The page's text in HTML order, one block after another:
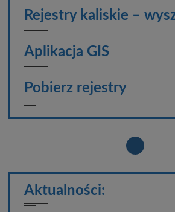
Rejestry kaliskie –
Aplikacja GIS
Pobierz rejestry
Aktualności: